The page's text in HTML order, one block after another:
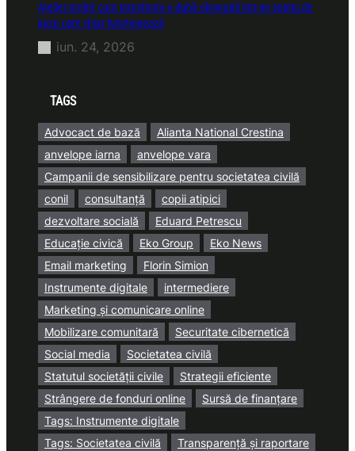
Atelier mobil: cum transformi o dubă obișnuită într-un spațiu de
lucru care chiar funcționează
iun. 24, 2026
TAGS
Advocact de bază
Alianta National Crestina
anvelope iarna
anvelope vara
Campanii de sensibilizare pentru societatea civilă
conil
consultanță
copii atipici
dezvoltare socială
Eduard Petrescu
Educație civică
Eko Group
Eko News
Email marketing
Florin Simion
Instrumente digitale
intermediere
Marketing și comunicare online
Mobilizare comunitară
Securitate cibernetică
Social media
Societatea civilă
Statutul societății civile
Strategii eficiente
Strângere de fonduri online
Sursă de finanțare
Tags: Instrumente digitale
Tags: Societatea civilă
Transparență și raportare